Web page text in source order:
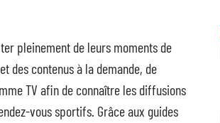
pleinement de leurs moments de
des contenus à la demande, de
TV afin de connaître les diffusions
vous sportifs. Grâce aux guides